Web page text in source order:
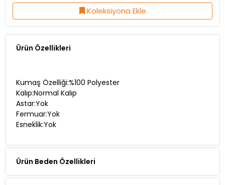
Koleksiyona Ekle
Ürün Özellikleri
Kumaş Özelliği:%100 Polyester
Kalıp:Normal Kalıp
Astar:Yok
Fermuar:Yok
Esneklik:Yok
Ürün Beden Özellikleri